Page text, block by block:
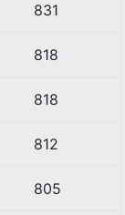
831
818
818
812
805